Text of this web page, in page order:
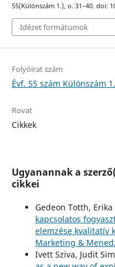
55(Különszám 1.), o. 31–40. doi:
Idézet formátumok
Folyóirat szám
Évf. 55 szám Különszám
Rovat
Cikkek
Ugyanannak a
cikkei
Gedeon Totth,
kapcsolatos
elemzése kvalitatív
Marketing &
Ivett Sziva, Judit